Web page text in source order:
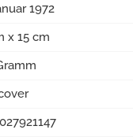
1972
x 15 cm